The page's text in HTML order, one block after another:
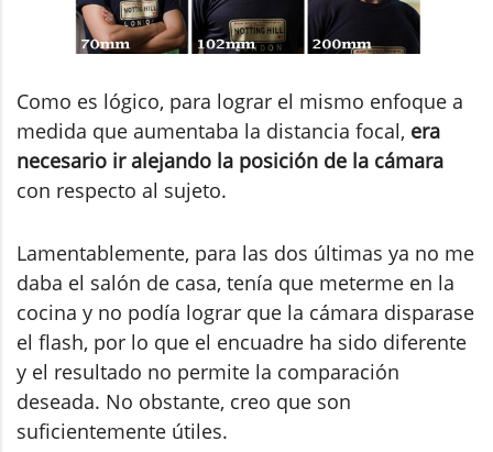
Como es lógico, para lograr el mismo enfoque a
medida que aumentaba la distancia focal, era
necesario ir alejando la posición de la cámara
con respecto al sujeto.
Lamentablemente, para las dos últimas ya no me
daba el salón de casa, tenía que meterme en la
cocina y no podía lograr que la cámara disparase
el flash, por lo que el encuadre ha sido diferente
y el resultado no permite la comparación
deseada. No obstante, creo que son
suficientemente útiles.